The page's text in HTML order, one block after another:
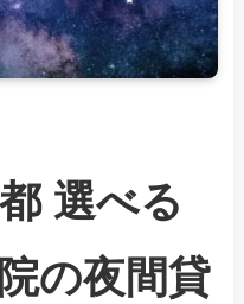
選べる
の夜間貸